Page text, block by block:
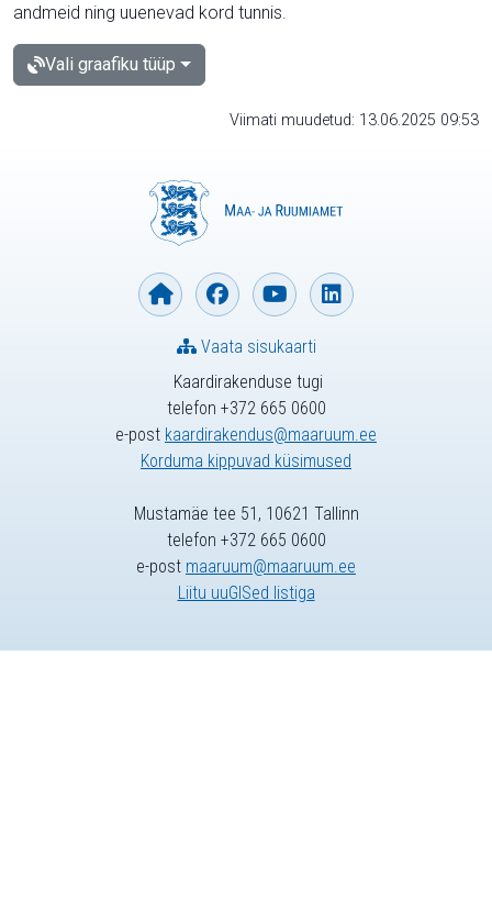
andmeid ning uuenevad kord tunnis.
Vali graafiku tüüp
Viimati muudetud: 13.06.2025 09:53
Kaardirakenduse tugi
telefon +372 665 0600
e-post kaardirakendus@maaruum.ee
Korduma kippuvad küsimused
Vaata sisukaarti
Mustamäe tee 51, 10621 Tallinn
telefon +372 665 0600
e-post maaruum@maaruum.ee
Liitu uuGISed listiga